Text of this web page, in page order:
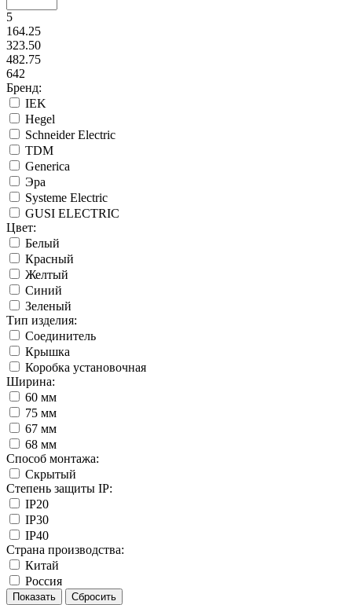
5
164.25
323.50
482.75
642
Бренд:
IEK
Hegel
Schneider Electric
TDM
Generica
Эра
Systeme Electric
GUSI ELECTRIC
Цвет:
Белый
Красный
Желтый
Синий
Зеленый
Тип изделия:
Соединитель
Крышка
Коробка установочная
Ширина:
60 мм
75 мм
67 мм
68 мм
Способ монтажа:
Скрытый
Степень защиты IP:
IP20
IP30
IP40
Страна производства:
Китай
Россия